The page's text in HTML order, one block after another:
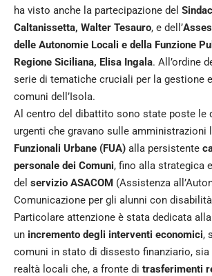
ha visto anche la partecipazione del
Caltanissetta, Walter Tesauro, e dell’
delle Autonomie Locali e della Funzione
Regione Siciliana, Elisa Ingala. All’ordine
serie di tematiche cruciali per la gestione
comuni dell’Isola.
Al centro del dibattito sono state poste le
urgenti che gravano sulle amministrazioni
Funzionali Urbane (FUA) alla persistente
personale dei Comuni, fino alla strategica
del servizio ASACOM (Assistenza
Comunicazione per gli alunni con
Particolare attenzione è stata dedicata
un incremento degli interventi economici,
comuni in stato di dissesto finanziario,
realtà locali che, a fronte di trasferimenti